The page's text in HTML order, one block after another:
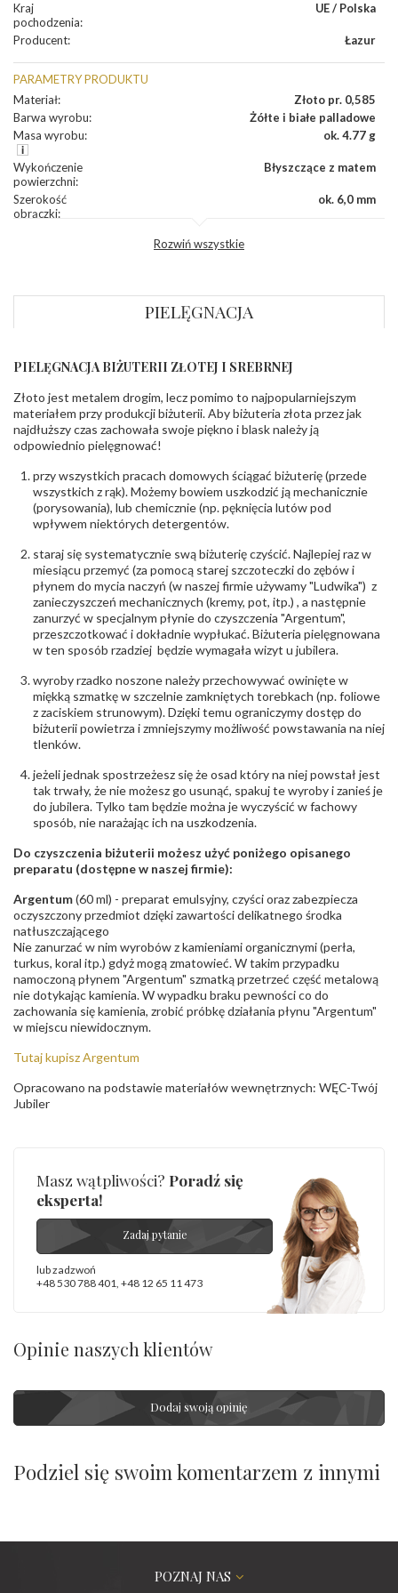
Kraj
pochodzenia:
UE / Polska
Producent: Łazur
PARAMETRY PRODUKTU
Materiał:
Złoto pr. 0,585
Barwa wyrobu:
Żółte i białe palladowe
Masa wyrobu: ok. 4.77 g
Wykończenie
powierzchni:
Błyszczące z matem
Szerokość
obrączki:
ok. 6,0 mm
INNE PARAMETRY
Producent
odpowiedzialny:
Łazur sp.j. Kowalowy 134 38-200 Jasło; NIP:
6850004631; tel.13 44 56 100;
biuro@obraczki.pl ,PZ Stelmach Sp. z o.o. ul.
Północna 22 45-805 Opole; NIP 7542889545;
Tel. +48 77 54 90 100; biuro@stelmach.pl
Bezpieczeństwo
- rodzaj
ostrzeżenia:
Nie nadaje się dla dzieci w wieku poniżej 3 lat
, Elementy w wyrobie wykonane z białego złota
zawierają nikiel
Rozwiń wszystkie
PIELĘGNACJA
PIELĘGNACJA BIŻUTERII ZŁOTEJ I SREBRNEJ
Złoto jest metalem drogim, lecz pomimo to najpopularniejszym
materiałem przy produkcji biżuterii. Aby biżuteria złota przez jak
najdłuższy czas zachowała swoje piękno i blask należy ją
odpowiednio pielęgnować!
przy wszystkich pracach domowych ściągać biżuterię (przede
wszystkich z rąk). Możemy bowiem uszkodzić ją mechanicznie
(porysowania), lub chemicznie (np. pęknięcia lutów pod
wpływem niektórych detergentów.
staraj się systematycznie swą biżuterię czyścić. Najlepiej raz w
miesiącu przemyć (za pomocą starej szczoteczki do zębów i
płynem do mycia naczyń (w naszej firmie używamy "Ludwika") z
zanieczyszczeń mechanicznych (kremy, pot, itp.) , a następnie
zanurzyć w specjalnym płynie do czyszczenia "Argentum",
przeszczotkować i dokładnie wypłukać. Biżuteria pielęgnowana
w ten sposób rzadziej będzie wymagała wizyt u jubilera.
wyroby rzadko noszone należy przechowywać owinięte w
miękką szmatkę w szczelnie zamkniętych torebkach (np. foliowe
z zaciskiem strunowym). Dzięki temu ograniczymy dostęp do
biżuterii powietrza i zmniejszymy możliwość powstawania na niej
tlenków.
jeżeli jednak spostrzeżesz się że osad który na niej powstał jest
tak trwały, że nie możesz go usunąć, spakuj te wyroby i zanieś je
do jubilera. Tylko tam będzie można je wyczyścić w fachowy
sposób, nie narażając ich na uszkodzenia.
Do czyszczenia biżuterii możesz użyć poniżego opisanego
preparatu (dostępne w naszej firmie):
Argentum(60 ml) - preparat emulsyjny, czyści oraz zabezpiecza
oczyszczony przedmiot dzięki zawartości delikatnego środka
natłuszczającego
Nie zanurzać w nim wyrobów z kamieniami organicznymi (perła,
turkus, koral itp.) gdyż mogą zmatowieć. W takim przypadku
namoczoną płynem "Argentum" szmatką przetrzeć część metalową
nie dotykając kamienia. W wypadku braku pewności co do
zachowania się kamienia, zrobić próbkę działania płynu "Argentum"
w miejscu niewidocznym.
Tutaj kupisz Argentum
Opracowano na podstawie materiałów wewnętrznych: WĘC-Twój
Jubiler
Masz wątpliwości? Poradź się
eksperta!
Zadaj pytanie
lub zadzwoń
+48 530 788 401, +48 12 65 11 473
Opinie naszych klientów
Dodaj swoją opinię
Podziel się swoim komentarzem z innymi
POZNAJ NAS